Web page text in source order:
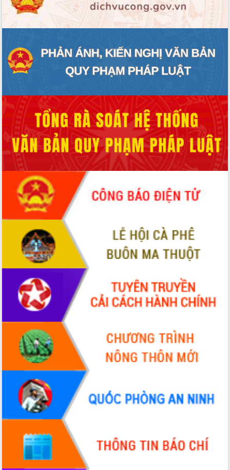
Tập huấn nâng cao năng lực triển khai
chuyển đổi số cho cán bộ, công chức
cấp xã
Quyền của người tiêu dùng Việt Nam
2026
Đẩy mạnh cải cách hành chính, quyết
Tổ chức trang trọng Lễ hội Đền thờ
Lương Văn Chánh năm 2026
Phó Bí thư Tỉnh ủy Đắk Lắk Đỗ Hữu
Huy giữ chức Bí thư Đảng ủy Ủy Ban
Nhân dân tỉnh
Bệnh án điện tử thúc đẩy chuyển đổi
số y tế tại Đắk Lắk
Chuyển đổi số thư viện: Mở rộng
không gian tri thức trong thời đại số
Đánh giá, rút kinh nghiệm công tác tổ
chức diễn tập trước ngày bầu cử
Chương trình “Gặp gỡ hữu nghị –
Friendship Meeting New Year 2026”
Bầu cử Quốc hội và HĐND: Cử tri Đắk
Lắk gửi gắm niềm tin, kỳ vọng vào lá
Đắk Lắk sẵn sàng các điều kiện cho
Ngày hội bầu cử đại biểu Quốc hội
khóa XVI và HĐND các cấp nhiệm kỳ
Đảm bảo cuộc bầu cử đại biểu Quốc
hội và đại biểu HĐND các cấp diễn ra
an toàn, hiệu quả, đúng quy định
Thủ tướng Chính phủ Phạm Minh Chính
kiểm tra, chỉ đạo hoàn thành các dự
án cao tốc và thăm khu tái định cư tại
Đắk Lắk
Sôi nổi Hội đua ngựa truyền thống Gò
Thì Thùng mừng Xuân Bính Ngọ 2026
Lãnh đạo tỉnh dâng hương tưởng niệm
tại Đập Đồng Cam đầu Xuân Bính Ngọ
Ngành nông nghiệp phấn đấu tăng
trưởng đạt 5,86% trong năm 2026